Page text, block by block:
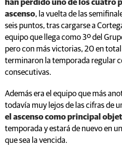
han perdido uno de los cuatro
ascenso, la vuelta de las
seis puntos, tras cargarse a
equipo que llega como 3º del
pero con más victorias, 20 en total
terminaron la temporada regular
consecutivas.
Además era el equipo que más
todavía muy lejos de las cifras de
el ascenso como principal
temporada y estará de nuevo en
que sea la vencida.